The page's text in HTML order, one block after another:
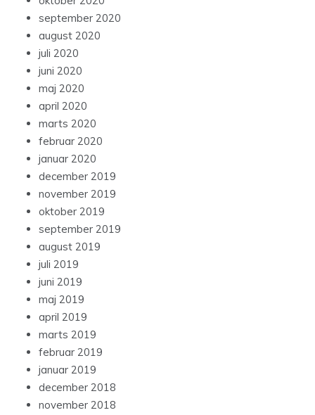
september 2020
august 2020
juli 2020
juni 2020
maj 2020
april 2020
marts 2020
februar 2020
januar 2020
december 2019
november 2019
oktober 2019
september 2019
august 2019
juli 2019
juni 2019
maj 2019
april 2019
marts 2019
februar 2019
januar 2019
december 2018
november 2018